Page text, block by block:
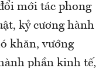
mới tác phong
kỷ cương hành
khăn, vướng
phần kinh tế,